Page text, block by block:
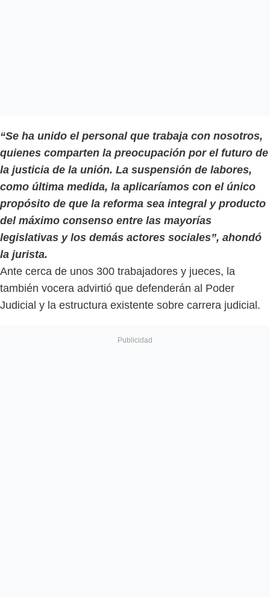
“Se ha unido el personal que trabaja con nosotros,
quienes comparten la preocupación por el futuro de
la justicia de la unión. La suspensión de labores,
como última medida, la aplicaríamos con el único
propósito de que la reforma sea integral y producto
del máximo consenso entre las mayorías
legislativas y los demás actores sociales”, ahondó
la jurista.
Ante cerca de unos 300 trabajadores y jueces, la
también vocera advirtió que defenderán al Poder
Judicial y la estructura existente sobre carrera judicial.